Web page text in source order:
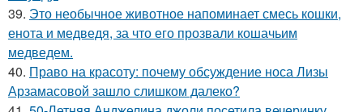
39. Это необычное животное напоминает смесь кошки,
енота и медведя, за что его прозвали кошачьим
медведем.
40. Право на красоту: почему обсуждение носа Лизы
Арзамасовой зашло слишком далеко?